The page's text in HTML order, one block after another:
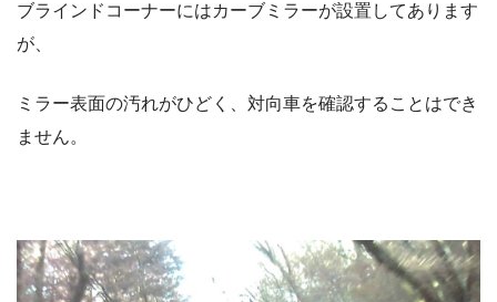
ブラインドコーナーにはカーブミラーが設置してあります
が、
ミラー表面の汚れがひどく、対向車を確認することはでき
ません。